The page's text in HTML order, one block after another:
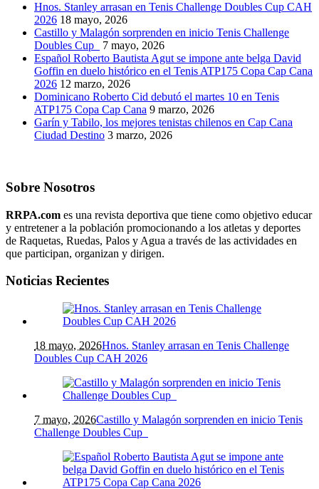
Hnos. Stanley arrasan en Tenis Challenge Doubles Cup CAH
2026 18 mayo, 2026
Castillo y Malagón sorprenden en inicio Tenis Challenge
Doubles Cup
7 mayo, 2026
Español Roberto Bautista Agut se impone ante belga David
Goffin en duelo histórico en el Tenis ATP175 Copa Cap Cana
2026 12 marzo, 2026
Dominicano Roberto Cid debutó el martes 10 en Tenis
ATP175 Copa Cap Cana 9 marzo, 2026
Garín y Tabilo, los mejores tenistas chilenos en Cap Cana
Ciudad Destino 3 marzo, 2026
Sobre Nosotros
RRPA.com es una revista deportiva que tiene como objetivo educar
y entretener a la población promocionando a los atletas y deportes
de Raquetas, Ruedas, Palos y Agua a través de las actividades en
que participan, organizan y dirigen.
Noticias Recientes
18 mayo, 2026Hnos. Stanley arrasan en Tenis Challenge
Doubles Cup CAH 2026
7 mayo, 2026Castillo y Malagón sorprenden en inicio Tenis
Challenge Doubles Cup